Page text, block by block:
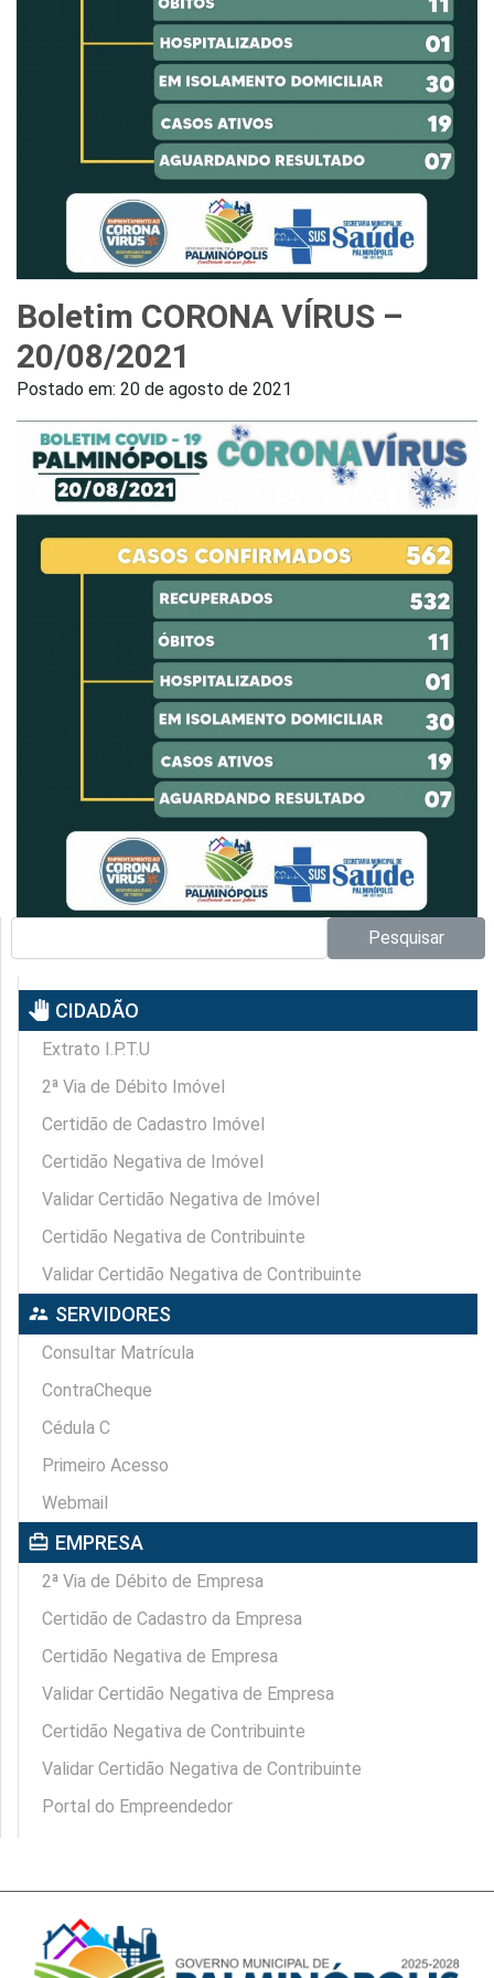
Boletim CORONA VÍRUS –
20/08/2021
Postado em: 20 de agosto de 2021
Pesquisar
pan_tool CIDADÃO
Extrato I.P.T.U
2ª Via de Débito Imóvel
Certidão de Cadastro Imóvel
Certidão Negativa de Imóvel
Validar Certidão Negativa de Imóvel
Certidão Negativa de Contribuinte
Validar Certidão Negativa de Contribuinte
supervisor_account SERVIDORES
Consultar Matrícula
ContraCheque
Cédula C
Primeiro Acesso
Webmail
card_travel EMPRESA
2ª Via de Débito de Empresa
Certidão de Cadastro da Empresa
Certidão Negativa de Empresa
Validar Certidão Negativa de Empresa
Certidão Negativa de Contribuinte
Validar Certidão Negativa de Contribuinte
Portal do Empreendedor